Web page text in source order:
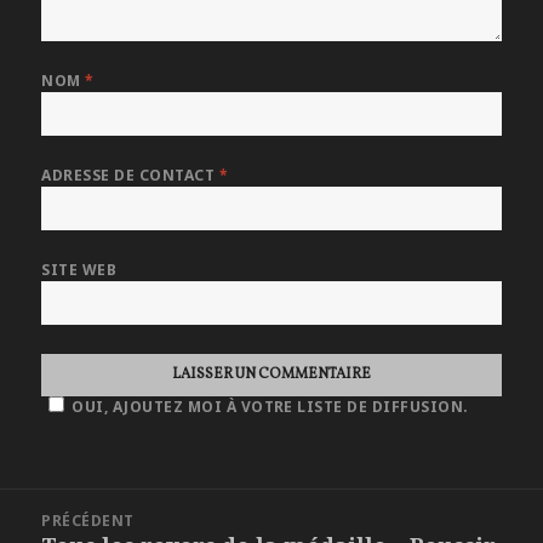
NOM*
ADRESSE DE CONTACT *
SITE WEB
OUI, AJOUTEZ MOI À VOTRE LISTE DE DIFFUSION.
PRÉCÉDENT